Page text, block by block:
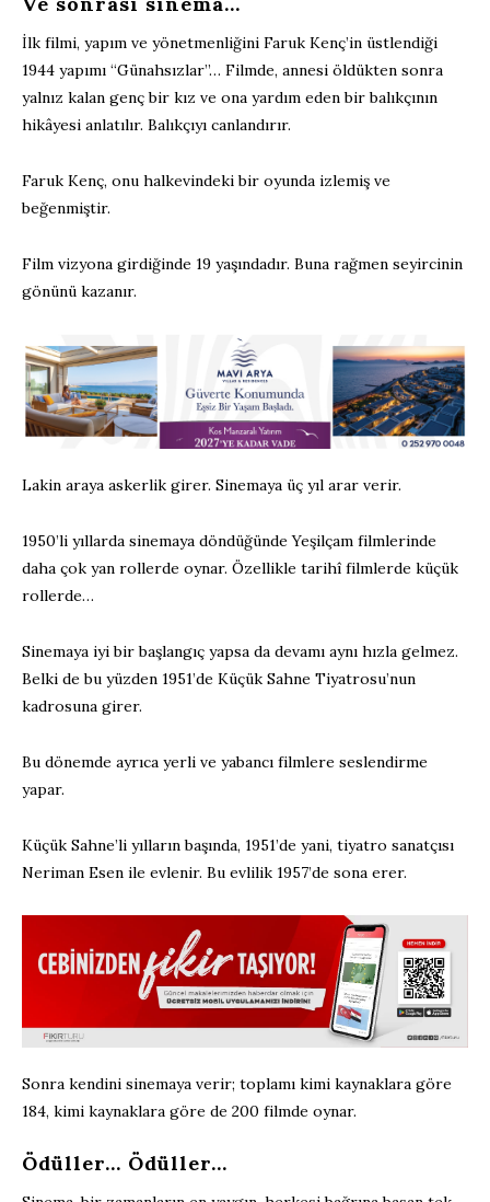
İlk filmi, yapım ve yönetmenliğini Faruk Kenç’in üstlendiği
1944 yapımı “Günahsızlar”… Filmde, annesi öldükten sonra
yalnız kalan genç bir kız ve ona yardım eden bir balıkçının
hikâyesi anlatılır. Balıkçıyı canlandırır.
Faruk Kenç, onu halkevindeki bir oyunda izlemiş ve
beğenmiştir.
Film vizyona girdiğinde 19 yaşındadır. Buna rağmen seyircinin
gönünü kazanır.
Lakin araya askerlik girer. Sinemaya üç yıl arar verir.
1950’li yıllarda sinemaya döndüğünde Yeşilçam filmlerinde
daha çok yan rollerde oynar. Özellikle tarihî filmlerde küçük
rollerde…
Sinemaya iyi bir başlangıç yapsa da devamı aynı hızla gelmez.
Belki de bu yüzden 1951’de Küçük Sahne Tiyatrosu’nun
kadrosuna girer.
Bu dönemde ayrıca yerli ve yabancı filmlere seslendirme
yapar.
Küçük Sahne’li yılların başında, 1951’de yani, tiyatro sanatçısı
Neriman Esen ile evlenir. Bu evlilik 1957’de sona erer.
Sonra kendini sinemaya verir; toplamı kimi kaynaklara göre
184, kimi kaynaklara göre de 200 filmde oynar.
Ödüller… Ödüller…